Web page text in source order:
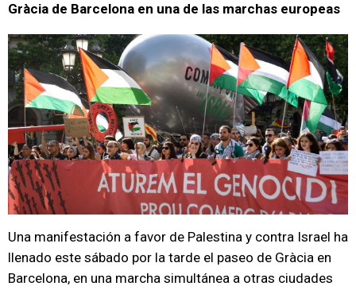
Gràcia de Barcelona en una de las marchas europeas
Una manifestación a favor de Palestina y contra Israel ha
llenado este sábado por la tarde el paseo de Gràcia en
Barcelona, en una marcha simultánea a otras ciudades